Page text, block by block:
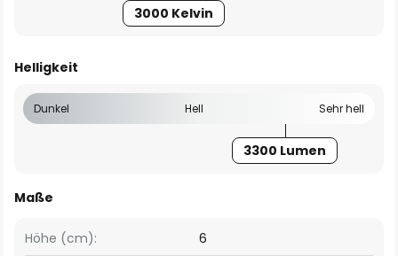
3000 Kelvin
Helligkeit
Dunkel Hell Sehr hell
3300 Lumen
Maße
Höhe (cm):
6